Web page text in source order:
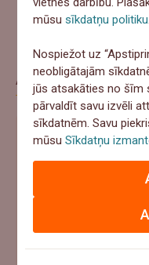
Aptauja
Ja šovasar
vajadzētu
Meklētu
mūsusīkdatņu politiku.
Nospiežot uz
neobligātajām
jūs atsakāties no šīm
pārvaldīt savu izvēli
sīkdatnēm. Savu
mūsuSīkdatņu